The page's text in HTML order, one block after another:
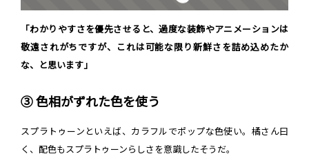
「わかりやすさを優先させると、過度な装飾やアニメーションは
敬遠されがちですが、これは可能な限り新鮮さを詰め込めたか
な、と思います」
③ 色相がずれた色を使う
スプラトゥーンといえば、カラフルでポップな色使い。橘さん曰
く、配色もスプラトゥーンらしさを意識したそうだ。